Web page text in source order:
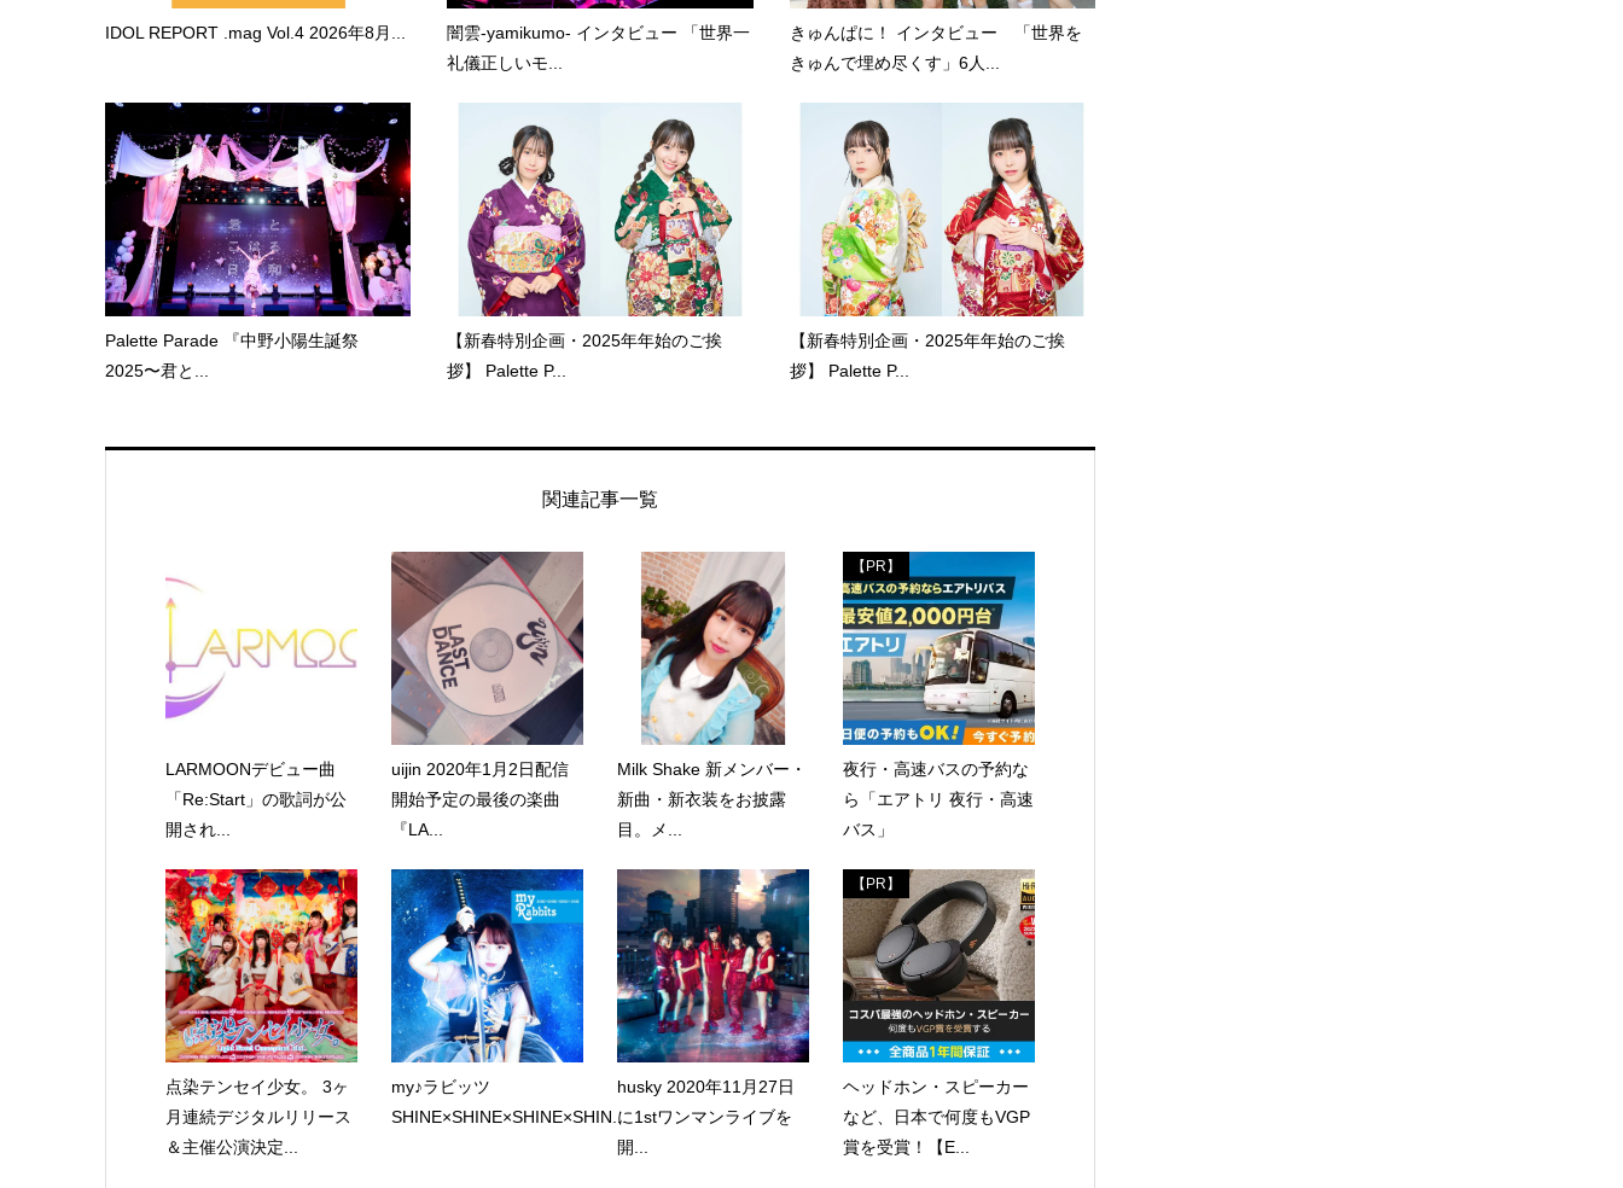
IDOL REPORT .mag Vol.4 2026年8月...
闇雲-yamikumo- インタビュー 「世界一
礼儀正しいモ...
きゅんぱに！ インタビュー 「世界を
きゅんで埋め尽くす」6人...
Palette Parade 『中野小陽生誕祭
2025〜君と...
【新春特別企画・2025年年始のご挨
拶】 Palette P...
【新春特別企画・2025年年始のご挨
拶】 Palette P...
関連記事一覧
LARMOONデビュー曲
「Re:Start」の歌詞が公
開され...
uijin 2020年1月2日配信
開始予定の最後の楽曲
『LA...
Milk Shake 新メンバー・
新曲・新衣装をお披露
目。メ...
【PR】
夜行・高速バスの予約な
ら「エアトリ 夜行・高速
バス」
点染テンセイ少女。 3ヶ
月連続デジタルリリース
＆主催公演決定...
my♪ラビッツ
SHINE×SHINE×SHINE×SHIN...
husky 2020年11月27日
に1stワンマンライブを
開...
【PR】
ヘッドホン・スピーカー
など、日本で何度もVGP
賞を受賞！【E...